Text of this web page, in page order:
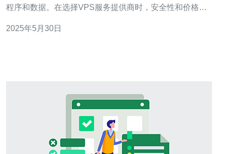
程序和数据。在选择VPS服务提供商时，安全性和价格是
的网络环境和优越的地理位置，吸引了众多企业和个人选
2025年5月30日